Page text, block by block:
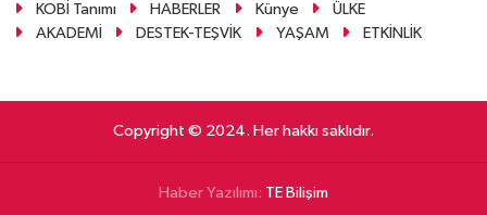
KOBİ Tanımı
HABERLER Künye
ÜLKE
AKADEMİ
DESTEK-TEŞVİK YAŞAM ETKİNLİK
Copyright © 2024. Her hakkı saklıdır.
Haber Yazılımı: TE Bilişim